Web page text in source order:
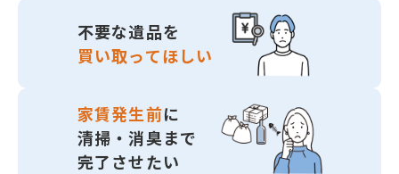
不要な遺品を
買い取ってほしい
家賃発生前に
清掃・消臭まで
完了させたい